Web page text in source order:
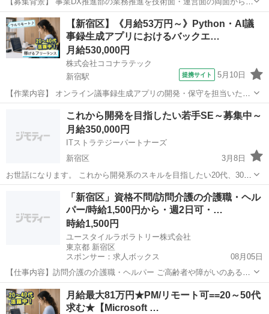
続的に支援する体制を構築するための募集です。 【作業内容】 お客様
システムのダッシュボードや業務システムの新規開発や機能改善を行
います。また、運用工程の効率...
東京 新宿区 新宿駅 エンジニア
【新宿区】《月給53万円～》Python・AI議
事録生成アプリにおけるバックエ…
月給530,000円
株式会社ココナラテック
新宿駅
提携サイト 5月10日
【作業内容】 オンライン議事録生成アプリの開発・保守を担当いただ
きます。 ・ミーティング録画(Google Meet / Zoom / Microsoft Teams)
の安定性改善 ・議事録文字起こし基盤の非同期ワークフロ...
新宿駅 エンジニア
これから開発を目指したい若手SE～募集中～
月給350,000円
ITストラテジーパートナーズ
新宿区
3月8日
お世話になります。 これから開発系のスキルを目指したい20代、30代
の方、 是非ご連絡ください。 弊社と仲が良い上位会社にて、ゆったり
した大手企業の情シス（社内SE）で腰を据えて開発ができます。 今そ
エンジニア
「新宿区」資格不問/訪問介護の介護職・ヘル
パー/時給1,500円から・週2日可・…
時給1,500円
ユースタイルラボラトリー株式会社
東京都 新宿区
スポンサー：求人ボックス
08月05日
【仕事内容】訪問介護の介護職・ヘルパー ご高齢者や障がいのある方
のご自宅での、生活サポートのお仕事です。 ・起床サポート ・清拭
(体をふく)、更衣(着替え) ・ごはん準備、食事のサポート、片付けなど
・介護記録の記入 事業所に寄ら...
アルバイト・パート
月給最大81万円★PM/リモート可==20～50代
求む★【Microsoft …